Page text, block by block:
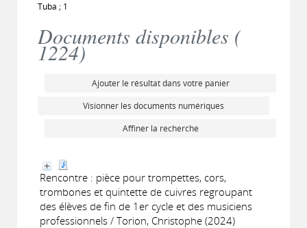
Tuba ; 1
Documents disponibles (
1224)
Ajouter le résultat dans votre panier
Visionner les documents numériques
Affiner la recherche
Rencontre : pièce pour trompettes, cors,
trombones et quintette de cuivres regroupant
des élèves de fin de 1er cycle et des musiciens
professionnels / Torion, Christophe (2024)